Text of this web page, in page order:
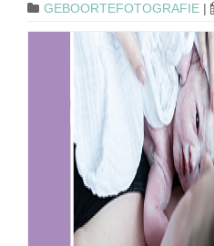
GEBOORTEFOTOGRAFIE |